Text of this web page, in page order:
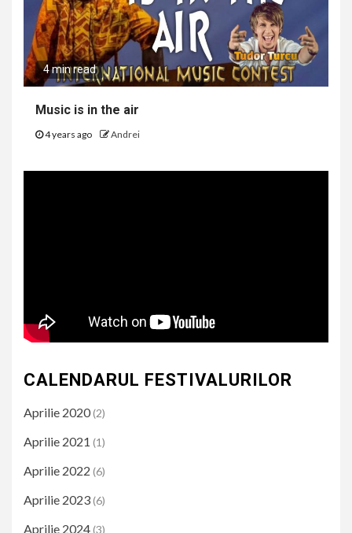
4 min read
Music is in the air
4 years ago Andrei
CALENDARUL FESTIVALURILOR
Aprilie 2020(2)
Aprilie 2021 (1)
Aprilie 2022 (6)
Aprilie 2023(6)
Aprilie 2024(3)